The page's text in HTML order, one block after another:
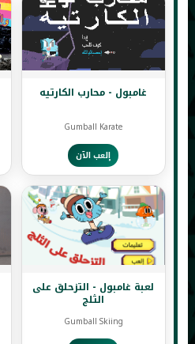
غامبول - محارب الكارتيه
Gumball Karate
إلعب الآن
لعبة غامبول - التزحلق على
الثلج
Gumball Skiing